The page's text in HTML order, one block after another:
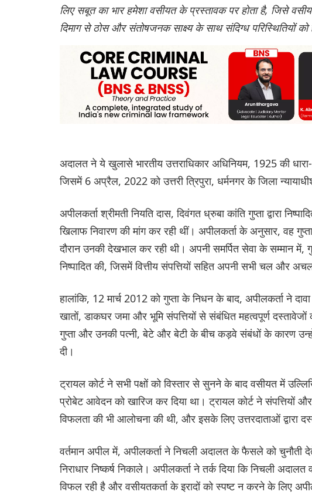
लिए सबूत का भार हमेशा वसीयत के प्रस्तावक पर होता है, जिसे
दिमाग से ठोस और संतोषजनक साक्ष्य के साथ संदिग्ध परिस्थितियों को
अदालत ने ये खुलासे भारतीय उत्तराधिकार अधिनियम, 1925 की
जिसमें 6 अप्रैल, 2022 को उत्तरी त्रिपुरा, धर्मनगर के जिला
अपीलकर्ता श्रीमती नियति दास, दिवंगत ध्रुबा कांति गुप्ता द्वारा
खिलाफ निवारण की मांग कर रही थीं। अपीलकर्ता के अनुसार, वह
दौरान उनकी देखभाल कर रही थी। अपनी समर्पित सेवा के सम्मान
निष्पादित की, जिसमें वित्तीय संपत्तियों सहित अपनी सभी चल और
हालांकि, 12 मार्च 2012 को गुप्ता के निधन के बाद, अपीलकर्ता ने
खातों, डाकघर जमा और भूमि संपत्तियों से संबंधित महत्वपूर्ण
गुप्ता और उनकी पत्नी, बेटे और बेटी के बीच कड़वे संबंधों के कारण
दी।
ट्रायल कोर्ट ने सभी पक्षों को विस्तार से सुनने के बाद वसीयत में
प्रोबेट आवेदन को खारिज कर दिया था। ट्रायल कोर्ट ने संपत्तियों
विफलता की भी आलोचना की थी, और इसके लिए उत्तरदाताओं द्वारा
वर्तमान अपील में, अपीलकर्ता ने निचली अदालत के फैसले को
निराधार निष्कर्ष निकाले। अपीलकर्ता ने तर्क दिया कि निचली
विफल रही है और वसीयतकर्ता के इरादों को स्पष्ट न करने के लिए